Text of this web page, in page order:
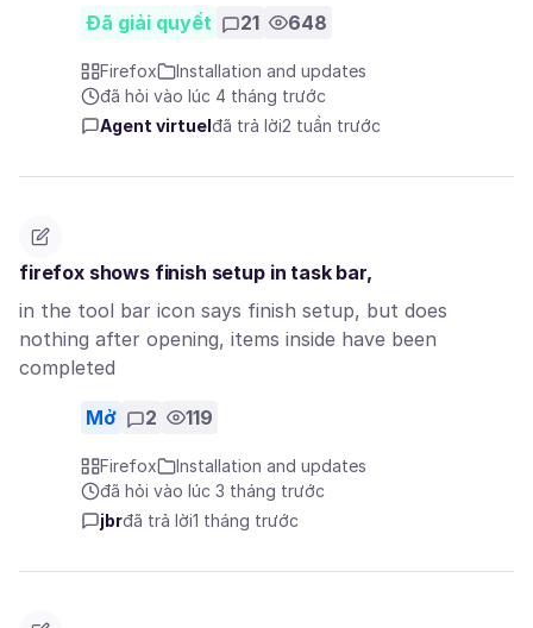
Đã giải quyết 21 648
Firefox
Installation and updates
đã hỏi vào lúc 4 tháng trước
Agent virtuel đã trả lời2 tuần trước
firefox shows finish setup in task bar,
in the tool bar icon says finish setup, but does
nothing after opening, items inside have been
completed
Mở 2 119
Firefox
Installation and updates
đã hỏi vào lúc 3 tháng trước
jbrđã trả lời1 tháng trước